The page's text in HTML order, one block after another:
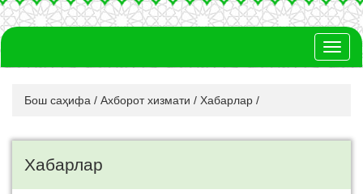
Бош саҳифа / Ахборот хизмати / Хабарлар /
Хабарлар